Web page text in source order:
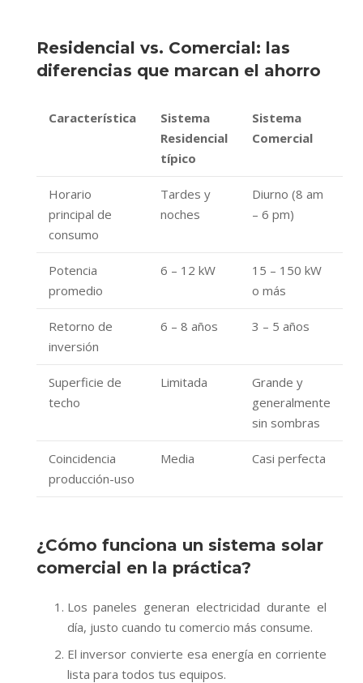
Residencial vs. Comercial: las
diferencias que marcan el ahorro
Característica
Sistema
Residencial
típico
Sistema
Comercial
Horario
principal de
consumo
Tardes y
noches
Diurno (8 am
– 6 pm)
Potencia
promedio
6 – 12 kW
15 – 150 kW
o más
Retorno de
inversión
6 – 8 años 3 – 5 años
Superficie de
techo
Limitada
Grande y
generalmente
sin sombras
Coincidencia
producción-uso
Media Casi perfecta
¿Cómo funciona un sistema solar
comercial en la práctica?
Los paneles generan electricidad durante el
día, justo cuando tu comercio más consume.
El inversor convierte esa energía en corriente
lista para todos tus equipos.